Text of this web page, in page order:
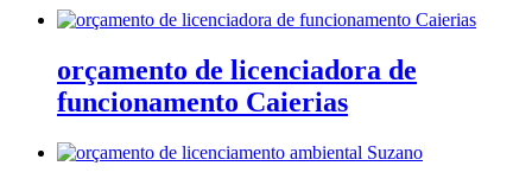
orçamento de licenciadora de
funcionamento Caierias